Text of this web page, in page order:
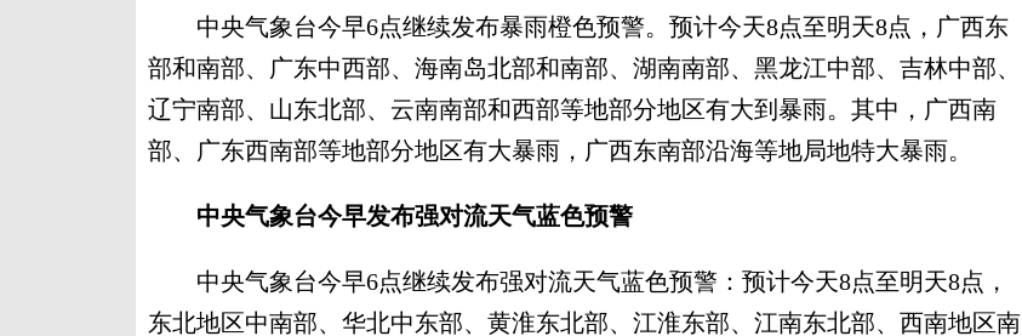
中央气象台今早6点继续发布暴雨橙色预警。预计今天8点至明天8点，广西东
部和南部、广东中西部、海南岛北部和南部、湖南南部、黑龙江中部、吉林中部、
辽宁南部、山东北部、云南南部和西部等地部分地区有大到暴雨。其中，广西南
部、广东西南部等地部分地区有大暴雨，广西东南部沿海等地局地特大暴雨。
中央气象台今早发布强对流天气蓝色预警
中央气象台今早6点继续发布强对流天气蓝色预警：预计今天8点至明天8点，
东北地区中南部、华北中东部、黄淮东北部、江淮东部、江南东北部、西南地区南